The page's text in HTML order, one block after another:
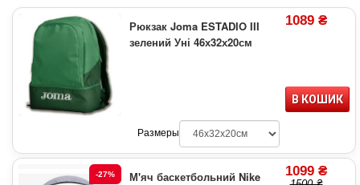
Рюкзак Joma ESTADIO III
зелений Уні 46х32х20см
1089 ₴
В КОШИК
Размеры
-27%
М'яч баскетбольний Nike
1099 ₴